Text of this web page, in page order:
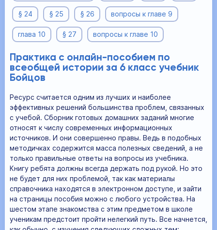
§ 24 § 25 § 26 вопросы к главе 9
глава 10 § 27 вопросы к главе 10
Практика с онлайн-пособием по
всеобщей истории за 6 класс учебник
Бойцов
Ресурс считается одним из лучших и наиболее
эффективных решений большинства проблем, связанных
с учебой. Сборник готовых домашних заданий многие
относят к числу современных информационных
источников. И они совершенно правы. Ведь в подобных
методичках содержится масса полезных сведений, а не
только правильные ответы на вопросы из учебника.
Книгу ребята должны всегда держать под рукой. Но это
не будет для них проблемой, так как материалы
справочника находятся в электронном доступе, и зайти
на страницы пособия можно с любого устройства. На
шестом этапе знакомства с этим предметом в школе
ученикам предстоит пройти нелегкий путь. Все начнется,